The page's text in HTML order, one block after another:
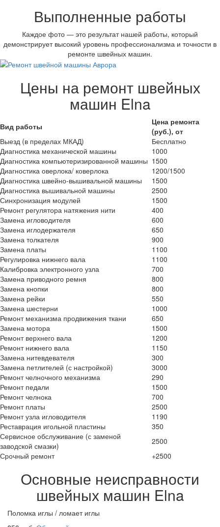
Выполненные работы
Каждое фото — это результат нашей работы, который
демонстрирует высокий уровень профессионализма и точности в
ремонте швейных машин.
Цены на ремонт швейных
машин Elna
Вид работы
Цена ремонта
(руб.), от
Выезд (в пределах МКАД)
Бесплатно
Диагностика механической машины
1000
Диагностика компьютеризированной машины 1500
Диагностика оверлока/ коверлока
1200/1500
Диагностика швейно-вышивальной машины
1500
Диагностика вышивальной машины
2500
Синхронизация модулей
1500
Ремонт регулятора натяжения нити
400
Замена игловодителя
600
Замена иглодержателя
650
Замена толкателя
900
Замена платы
1100
Регулировка нижнего вала
1100
Калибровка электронного узла
700
Замена приводного ремня
800
Замена кнопки
800
Замена рейки
550
Замена шестерни
1000
Ремонт механизма продвижения ткани
650
Замена мотора
1500
Ремонт верхнего вала
1200
Ремонт нижнего вала
1150
Замена нитевдевателя
300
Замена петлителей (с настройкой)
3000
Ремонт челночного механизма
290
Ремонт педали
1500
Ремонт челнока
700
Ремонт платы
2500
Ремонт узла игловодителя
1190
Реставрация игольной пластины
350
Сервисное обслуживание (с заменой
заводской смазки)
2500
Срочный ремонт
+2500
Основные неисправности
швейных машин Elna
Поломка иглы / ломает иглы